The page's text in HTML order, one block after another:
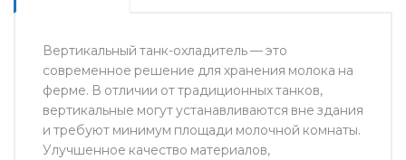
Вертикальный танк-охладитель — это
современное решение для хранения молока на
ферме. В отличии от традиционных танков,
вертикальные могут устанавливаются вне здания
и требуют минимум площади молочной комнаты.
Улучшенное качество материалов,